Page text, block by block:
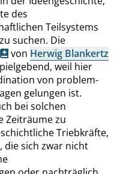
des
Teilsystems
zu suchen. Die
von Herwig Blankertz
weil hier
von problem-
gelungen ist.
bei solchen
Zeiträume zu
Triebkräfte,
die sich zwar nicht